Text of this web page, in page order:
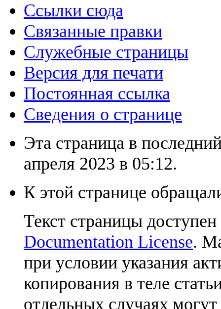
Ссылки сюда
Связанные правки
Служебные страницы
Версия для печати
Постоянная ссылка
Сведения о странице
Эта страница в
апреля 2023 в 05:12.
К этой странице
Текст страницы
Documentation License.
при условии указания
копирования в теле
отдельных случаях